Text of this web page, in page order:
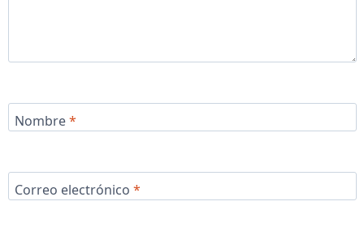
Nombre*
Correo electrónico *